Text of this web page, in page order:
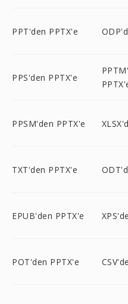
PPT'den PPTX'e
PPS'den PPTX'e
PPSM'den PPTX'e
TXT'den PPTX'e
EPUB'den PPTX'e
POT'den PPTX'e